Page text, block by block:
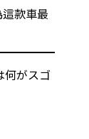
款車最
何がスゴ